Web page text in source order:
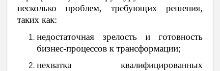
несколько проблем, требующих решения,
таких как:
недостаточная зрелость и готовность
бизнес-процессов к трансформации;
нехватка квалифицированных